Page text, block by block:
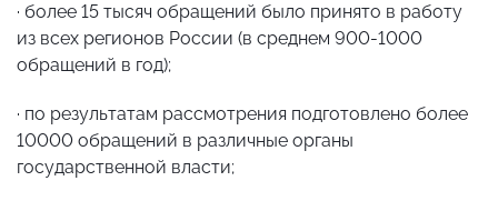
· более 15 тысяч обращений было принято в работу
из всех регионов России (в среднем 900-1000
обращений в год);
· по результатам рассмотрения подготовлено более
10000 обращений в различные органы
государственной власти;